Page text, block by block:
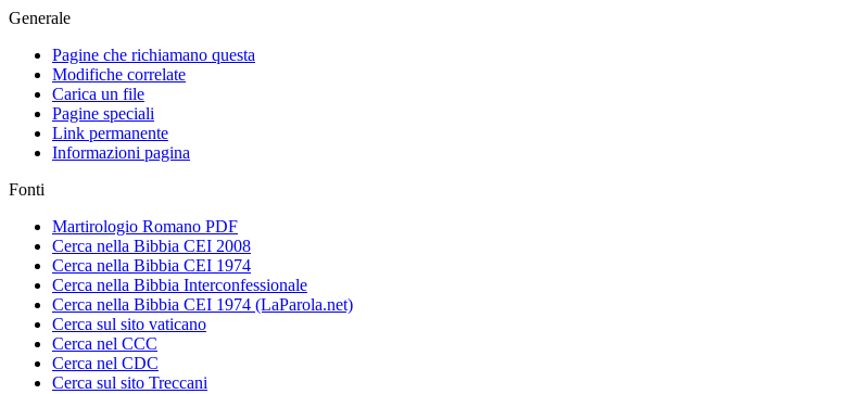
Generale
Pagine che richiamano questa
Modifiche correlate
Carica un file
Pagine speciali
Link permanente
Informazioni pagina
Fonti
Martirologio Romano PDF
Cerca nella Bibbia CEI 2008
Cerca nella Bibbia CEI 1974
Cerca nella Bibbia Interconfessionale
Cerca nella Bibbia CEI 1974 (LaParola.net)
Cerca sul sito vaticano
Cerca nel CCC
Cerca nel CDC
Cerca sul sito Treccani